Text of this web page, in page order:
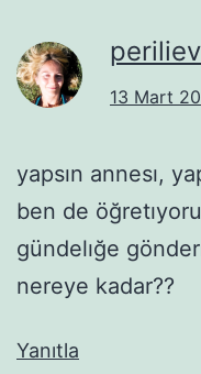
13 Mart
yapsın annesı,
ben de
gündelığe
nereye kadar??
Yanıtla